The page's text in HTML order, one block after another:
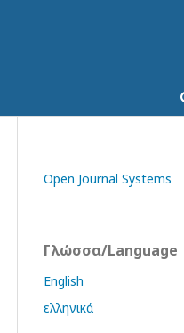
Open Journal Systems
Γλώσσα/Language
English
ελληνικά